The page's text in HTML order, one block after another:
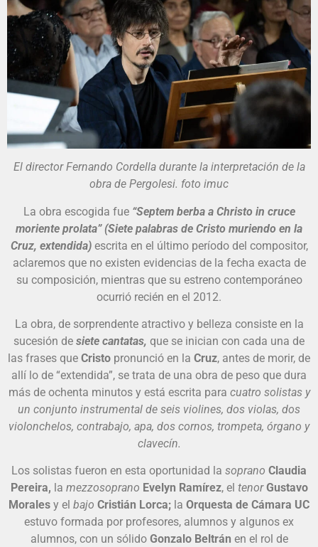
El director Fernando Cordella durante la interpretación de la
obra de Pergolesi. foto imuc
La obra escogida fue “Septem berba a Christo in cruce
moriente prolata” (Siete palabras de Cristo muriendo en la
Cruz, extendida)escrita en el último período del compositor,
aclaremos que no existen evidencias de la fecha exacta de
su composición, mientras que su estreno contemporáneo
ocurrió recién en el 2012.
La obra, de sorprendente atractivo y belleza consiste en la
sucesión de siete cantatas, que se inician con cada una de
las frases que Cristo pronunció en la Cruz, antes de morir, de
allí lo de “extendida”, se trata de una obra de peso que dura
más de ochenta minutos y está escrita para cuatro solistas y
un conjunto instrumental de seis violines, dos violas, dos
violonchelos, contrabajo, apa, dos cornos, trompeta, órgano y
clavecín.
Los solistas fueron en esta oportunidad la soprano Claudia
Pereira, la mezzosoprano Evelyn Ramírez, el tenor Gustavo
Morales y el bajo Cristián Lorca; la Orquesta de Cámara UC
estuvo formada por profesores, alumnos y algunos ex
alumnos, con un sólidoGonzalo Beltrán en el rol de